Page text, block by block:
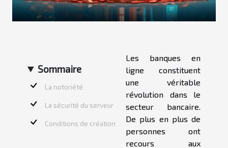
Sommaire
La notoriété
La sécurité du serveur
Conditions de création
Les banques en
ligne constituent
une véritable
révolution dans le
secteur bancaire.
De plus en plus de
personnes ont
recours aux